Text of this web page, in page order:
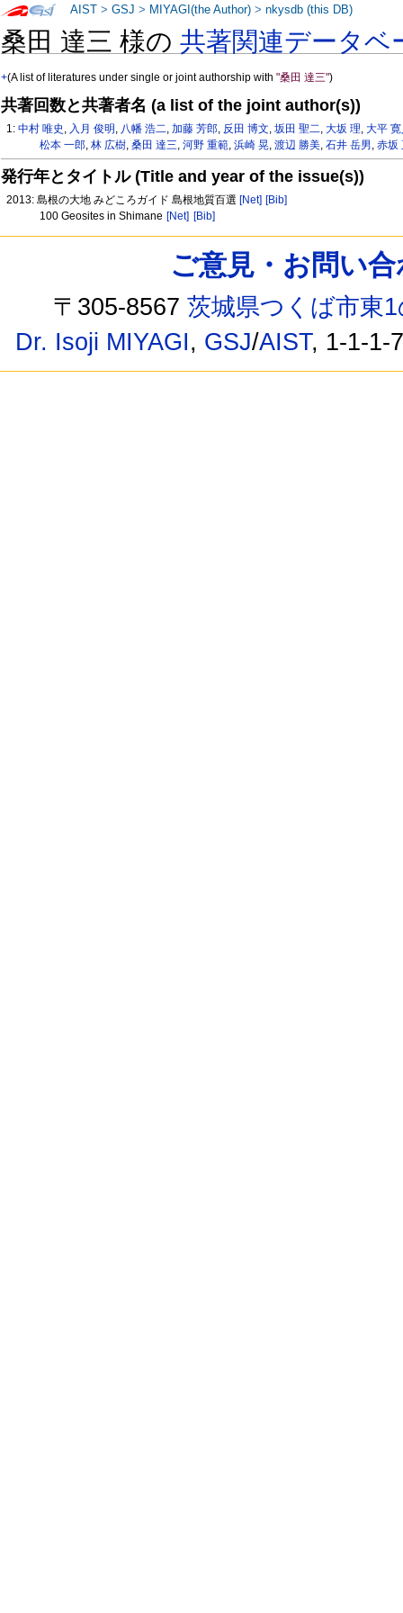
桑田 達三 様の共著関連データベ
+(A list of literatures under single or joint authorship with"桑田 達三")
共著回数と共著者名 (a list of the joint author(s))
1:中村 唯史 , 入月 俊明 , 八幡 浩二,加藤 芳郎, 反田 博文,坂田 聖二,大坂 理,大平
松本 一郎, 林 広樹, 桑田 達三, 河野 重範, 浜崎 晃, 渡辺 勝美, 石井 岳男, 赤坂
発行年とタイトル (Title and year of the issue(s))
2013: 島根の大地 みどころガイド 島根地質百選 [Net] [Bib]
100 Geosites in Shimane [Net] [Bib]
AIST >GSJ > MIYAGI(the Author) >nkysdb (this DB)
ご意見・お問い
〒305-8567茨城県つくば市東
Dr. Isoji MIYAGI, GSJ/AIST, 1-1-1-